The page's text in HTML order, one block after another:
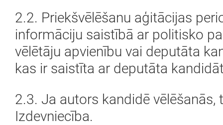
2.2. Priekšvēlēšanu aģitācijas
informāciju saistībā ar politisko
vēlētāju apvienību vai deputāta
kas ir saistīta ar deputāta
2.3. Ja autors kandidē
Izdevniecība.